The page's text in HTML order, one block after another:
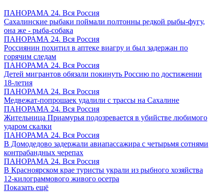
ПАНОРАМА 24. Вся Россия
Сахалинские рыбаки поймали полтонны редкой рыбы-фугу,
она же - рыба-собака
ПАНОРАМА 24. Вся Россия
Россиянин похитил в аптеке виагру и был задержан по
горячим следам
ПАНОРАМА 24. Вся Россия
Детей мигрантов обязали покинуть Россию по достижении
18-летия
ПАНОРАМА 24. Вся Россия
Медвежат-попрошаек удалили с трассы на Сахалине
ПАНОРАМА 24. Вся Россия
Жительница Приамурья подозревается в убийстве любимого
ударом скалки
ПАНОРАМА 24. Вся Россия
В Домодедово задержали авиапассажира с четырьмя сотнями
контрабандных черепах
ПАНОРАМА 24. Вся Россия
В Красноярском крае туристы украли из рыбного хозяйства
12-килограммового живого осетра
Показать ещё